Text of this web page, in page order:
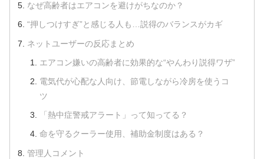
なぜ高齢者はエアコンを避けがちなのか？
“押しつけすぎ”と感じる人も…説得のバランスがカギ
ネットユーザーの反応まとめ
エアコン嫌いの高齢者に効果的な“やんわり説得ワザ”
電気代が心配な人向け、節電しながら冷房を使うコ
ツ
「熱中症警戒アラート」って知ってる？
命を守るクーラー使用、補助金制度はある？
管理人コメント